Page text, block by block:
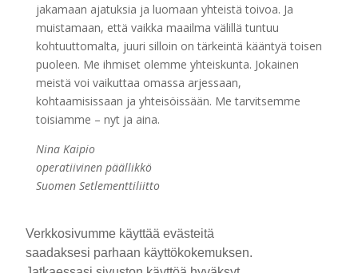
Verkkosivumme käyttää evästeitä
saadaksesi parhaan käyttökokemuksen.
jakamaan ajatuksia ja luomaan yhteistä toivoa. Ja
muistamaan, että vaikka maailma välillä tuntuu
kohtuuttomalta, juuri silloin on tärkeintä kääntyä toisen
puoleen. Me ihmiset olemme yhteiskunta. Jokainen
meistä voi vaikuttaa omassa arjessaan,
kohtaamisissaan ja yhteisöissään. Me tarvitsemme
toisiamme – nyt ja aina.
Nina Kaipio
operatiivinen päällikkö
Suomen Setlementtiliitto